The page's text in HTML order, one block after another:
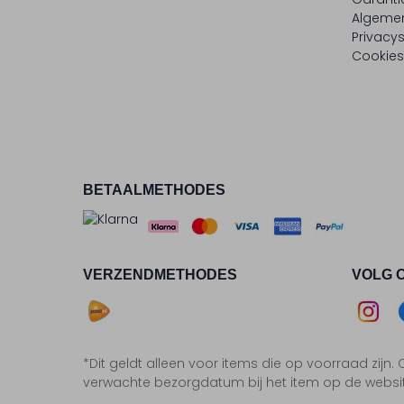
BETAALMETHODES
VERZENDMETHODES VOLG
*Dit geldt alleen voor items die op voorraad zijn.
verwachte bezorgdatum bij het item op de